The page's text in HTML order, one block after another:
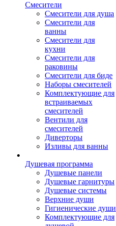
Смесители
Смесители для душа
Смесители для
ванны
Смесители для
кухни
Смесители для
раковины
Смесители для биде
Наборы смесителей
Комплектующие для
встраиваемых
смесителей
Вентили для
смесителей
Диверторы
Изливы для ванны
Душевая программа
Душевые панели
Душевые гарнитуры
Душевые системы
Верхние души
Гигиенические души
Комплектующие для